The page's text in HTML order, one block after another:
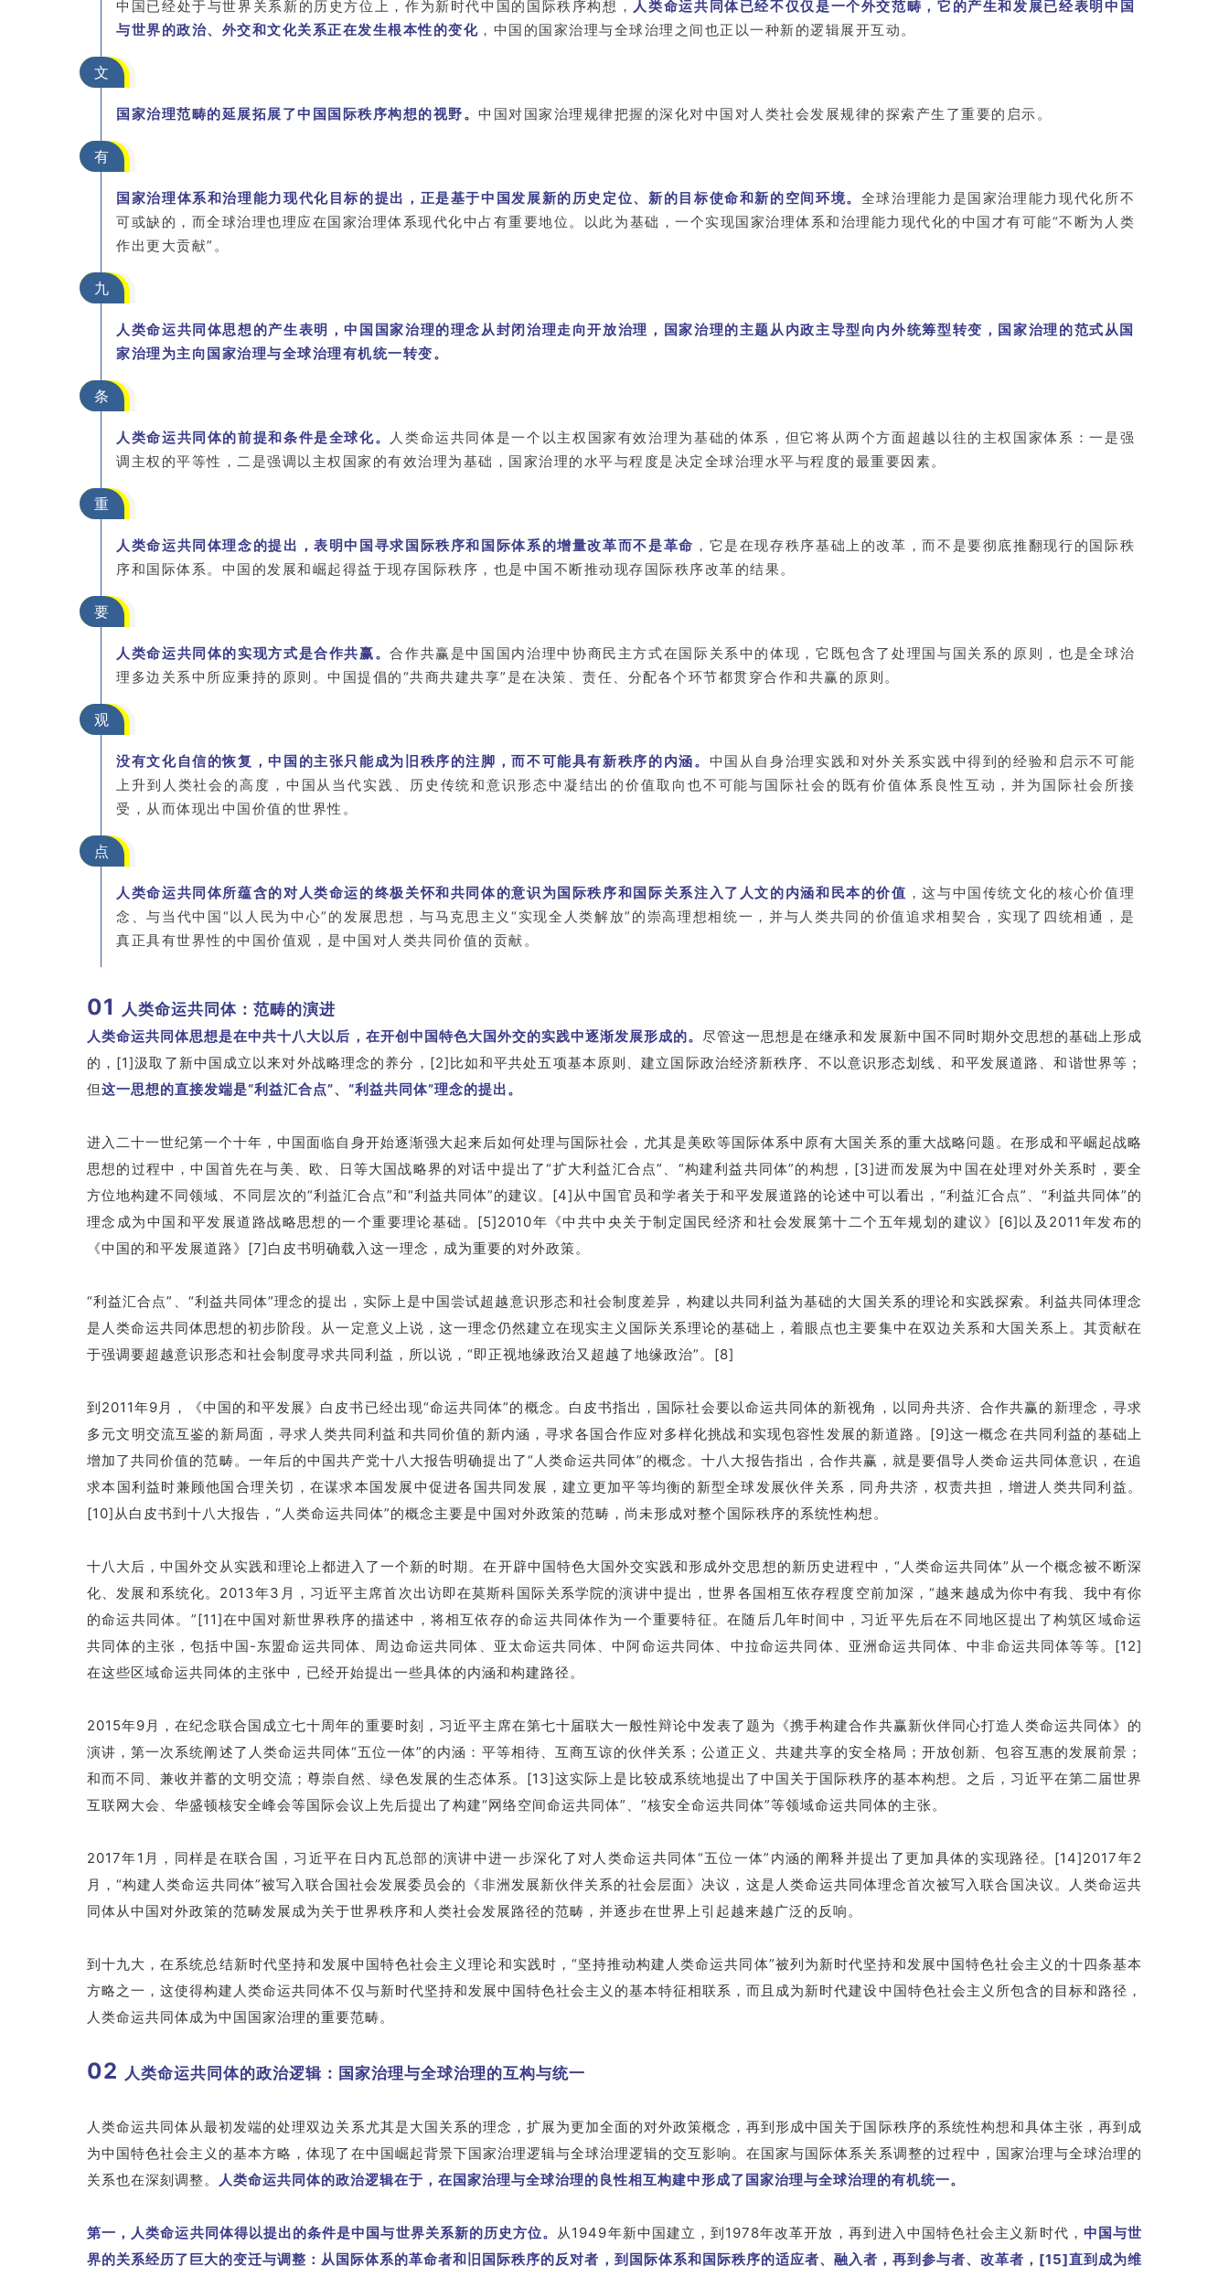
中国已经处于与世界关系新的历史方位上，作为新时代中国的国际秩序构想， 人类命运共同体已经不仅仅是一个外交范畴，它的产生和发展已经表明中国
与世界的政治、外交和文化关系正在发生根本性的变化 ， 中国的国家治理与全球治理之间也正以一种新的逻辑展开互动。
文
国家治理范畴的延展拓展了中国国际秩序构想的视野。 中国对国家治理规律把握的深化对中国对人类社会发展规律的探索产生了重要的启示。
有
国家治理体系和治理能力现代化目标的提出，正是基于中国发展新的历史定位、新的目标使命和新的空间环境。 全球治理能力是国家治理能力现代化所不
可或缺的，而全球治理也理应在国家治理体系现代化中占有重要地位。以此为基础，一个实现国家治理体系和治理能力现代化的中国才有可能“不断为人类
作出更大贡献”。
九
人类命运共同体思想的产生表明，中国国家治理的理念从封闭治理走向开放治理，国家治理的主题从内政主导型向内外统筹型转变，国家治理的范式从国
家治理为主向国家治理与全球治理有机统一转变。
条
人类命运共同体的前提和条件是全球化。 人类命运共同体是一个以主权国家有效治理为基础的体系，但它将从两个方面超越以往的主权国家体系：一是强
调主权的平等性，二是强调以主权国家的有效治理为基础，国家治理的水平与程度是决定全球治理水平与程度的最重要因素。
重
人类命运共同体理念的提出，表明中国寻求国际秩序和国际体系的增量改革而不是革命 ，它是在现存秩序基础上的改革，而不是要彻底推翻现行的国际秩
序和国际体系。中国的发展和崛起得益于现存国际秩序，也是中国不断推动现存国际秩序改革的结果。
要
人类命运共同体的实现方式是合作共赢。合作共赢是中国国内治理中协商民主方式在国际关系中的体现，它既包含了处理国与国关系的原则，也是全球治
理多边关系中所应秉持的原则。中国提倡的“共商共建共享”是在决策、责任、分配各个环节都贯穿合作和共赢的原则。
观
没有文化自信的恢复，中国的主张只能成为旧秩序的注脚，而不可能具有新秩序的内涵。 中国从自身治理实践和对外关系实践中得到的经验和启示不可能
上升到人类社会的高度，中国从当代实践、历史传统和意识形态中凝结出的价值取向也不可能与国际社会的既有价值体系良性互动，并为国际社会所接
受，从而体现出中国价值的世界性。
点
人类命运共同体所蕴含的对人类命运的终极关怀和共同体的意识为国际秩序和国际关系注入了人文的内涵和民本的价值 ，这与中国传统文化的核心价值理
念、与当代中国“以人民为中心”的发展思想，与马克思主义“实现全人类解放”的崇高理想相统一，并与人类共同的价值追求相契合，实现了四统相通，是
真正具有世界性的中国价值观，是中国对人类共同价值的贡献。
01 人类命运共同体：范畴的演进
人类命运共同体思想是在中共十八大以后，在开创中国特色大国外交的实践中逐渐发展形成的。 尽管这一思想是在继承和发展新中国不同时期外交思想的基础上形成
的，[1]汲取了新中国成立以来对外战略理念的养分，[2]比如和平共处五项基本原则、建立国际政治经济新秩序、不以意识形态划线、和平发展道路、和谐世界等；
但这一思想的直接发端是“利益汇合点”、“利益共同体”理念的提出。
进入二十一世纪第一个十年，中国面临自身开始逐渐强大起来后如何处理与国际社会，尤其是美欧等国际体系中原有大国关系的重大战略问题。在形成和平崛起战略
思想的过程中，中国首先在与美、欧、日等大国战略界的对话中提出了“扩大利益汇合点”、“构建利益共同体”的构想，[3]进而发展为中国在处理对外关系时，要全
方位地构建不同领域、不同层次的“利益汇合点”和“利益共同体”的建议。[4]从中国官员和学者关于和平发展道路的论述中可以看出，“利益汇合点”、“利益共同体”的
理念成为中国和平发展道路战略思想的一个重要理论基础。[5]2010年《中共中央关于制定国民经济和社会发展第十二个五年规划的建议》[6]以及2011年发布的
《中国的和平发展道路》[7]白皮书明确载入这一理念，成为重要的对外政策。
“利益汇合点”、“利益共同体”理念的提出，实际上是中国尝试超越意识形态和社会制度差异，构建以共同利益为基础的大国关系的理论和实践探索。利益共同体理念
是人类命运共同体思想的初步阶段。从一定意义上说，这一理念仍然建立在现实主义国际关系理论的基础上，着眼点也主要集中在双边关系和大国关系上。其贡献在
于强调要超越意识形态和社会制度寻求共同利益，所以说，“即正视地缘政治又超越了地缘政治”。[8]
到2011年9月，《中国的和平发展》白皮书已经出现“命运共同体”的概念。白皮书指出，国际社会要以命运共同体的新视角，以同舟共济、合作共赢的新理念，寻求
多元文明交流互鉴的新局面，寻求人类共同利益和共同价值的新内涵，寻求各国合作应对多样化挑战和实现包容性发展的新道路。[9]这一概念在共同利益的基础上
增加了共同价值的范畴。一年后的中国共产党十八大报告明确提出了“人类命运共同体”的概念。十八大报告指出，合作共赢，就是要倡导人类命运共同体意识，在追
求本国利益时兼顾他国合理关切，在谋求本国发展中促进各国共同发展，建立更加平等均衡的新型全球发展伙伴关系，同舟共济，权责共担，增进人类共同利益。
[10]从白皮书到十八大报告，“人类命运共同体”的概念主要是中国对外政策的范畴，尚未形成对整个国际秩序的系统性构想。
十八大后，中国外交从实践和理论上都进入了一个新的时期。在开辟中国特色大国外交实践和形成外交思想的新历史进程中，“人类命运共同体”从一个概念被不断深
化、发展和系统化。2013年3月，习近平主席首次出访即在莫斯科国际关系学院的演讲中提出，世界各国相互依存程度空前加深，“越来越成为你中有我、我中有你
的命运共同体。”[11]在中国对新世界秩序的描述中，将相互依存的命运共同体作为一个重要特征。在随后几年时间中，习近平先后在不同地区提出了构筑区域命运
共同体的主张，包括中国-东盟命运共同体、周边命运共同体、亚太命运共同体、中阿命运共同体、中拉命运共同体、亚洲命运共同体、中非命运共同体等等。[12]
在这些区域命运共同体的主张中，已经开始提出一些具体的内涵和构建路径。
2015年9月，在纪念联合国成立七十周年的重要时刻，习近平主席在第七十届联大一般性辩论中发表了题为《携手构建合作共赢新伙伴同心打造人类命运共同体》的
演讲，第一次系统阐述了人类命运共同体“五位一体”的内涵：平等相待、互商互谅的伙伴关系；公道正义、共建共享的安全格局；开放创新、包容互惠的发展前景；
和而不同、兼收并蓄的文明交流；尊崇自然、绿色发展的生态体系。[13]这实际上是比较成系统地提出了中国关于国际秩序的基本构想。之后，习近平在第二届世界
互联网大会、华盛顿核安全峰会等国际会议上先后提出了构建“网络空间命运共同体”、“核安全命运共同体”等领域命运共同体的主张。
2017年1月，同样是在联合国，习近平在日内瓦总部的演讲中进一步深化了对人类命运共同体“五位一体”内涵的阐释并提出了更加具体的实现路径。[14]2017年2
月，“构建人类命运共同体”被写入联合国社会发展委员会的《非洲发展新伙伴关系的社会层面》决议，这是人类命运共同体理念首次被写入联合国决议。人类命运共
同体从中国对外政策的范畴发展成为关于世界秩序和人类社会发展路径的范畴，并逐步在世界上引起越来越广泛的反响。
到十九大，在系统总结新时代坚持和发展中国特色社会主义理论和实践时，“坚持推动构建人类命运共同体”被列为新时代坚持和发展中国特色社会主义的十四条基本
方略之一，这使得构建人类命运共同体不仅与新时代坚持和发展中国特色社会主义的基本特征相联系，而且成为新时代建设中国特色社会主义所包含的目标和路径，
人类命运共同体成为中国国家治理的重要范畴。
02 人类命运共同体的政治逻辑：国家治理与全球治理的互构与统一
人类命运共同体从最初发端的处理双边关系尤其是大国关系的理念，扩展为更加全面的对外政策概念，再到形成中国关于国际秩序的系统性构想和具体主张，再到成
为中国特色社会主义的基本方略，体现了在中国崛起背景下国家治理逻辑与全球治理逻辑的交互影响。在国家与国际体系关系调整的过程中，国家治理与全球治理的
关系也在深刻调整。
人类命运共同体的政治逻辑在于，在国家治理与全球治理的良性相互构建中形成了国家治理与全球治理的有机统一。
第一，人类命运共同体得以提出的条件是中国与世界关系新的历史方位。 从1949年新中国建立，到1978年改革开放，再到进入中国特色社会主义新时代， 中国与世
界的关系经历了巨大的变迁与调整： 从国际体系的革命者和旧国际秩序的反对者，到国际体系和国际秩序的适应者、融入者，再到参与者、改革者，[15]直到成为维